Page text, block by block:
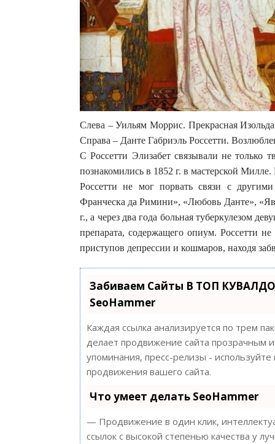
Слева – Уильям Моррис. Прекрасная
Справа – Данте Габриэль Россетти.
С Россетти Элизабет связывали не
познакомились в 1852 г. в мастерской
Россетти не мог порвать связи с
Франческа да Римини», «Любовь Данте»,
г., а через два года больная туберкулезом
препарата, содержащего опиум. Россетти
приступов депрессии и кошмаров, находя
Забиваем Сайты В ТОП
SeoHammer
Каждая ссылка анализируется по трем
делает продвижение сайта прозрачным
упоминания, пресс-релизы -
продвижения вашего сайта.
Что умеет делать SeoHammer
— Продвижение в один клик,
ссылок с высокой степенью качества у